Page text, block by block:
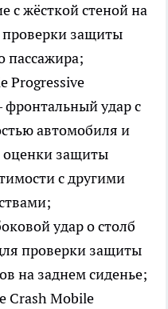
с жёсткой стеной на
проверки защиты
пассажира;
Progressive
удар с
автомобиля и
оценки защиты
с другими
удар о столб
проверки защиты
на заднем сиденье;
Crash Mobile